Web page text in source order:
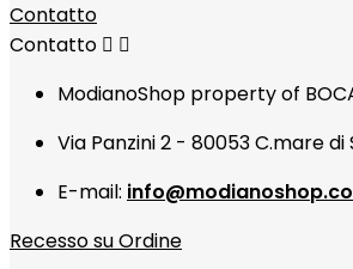
Contatto
Contatto  
ModianoShop property of
Via Panzini 2 - 80053 C.mare di
E-mail:
Recesso su Ordine